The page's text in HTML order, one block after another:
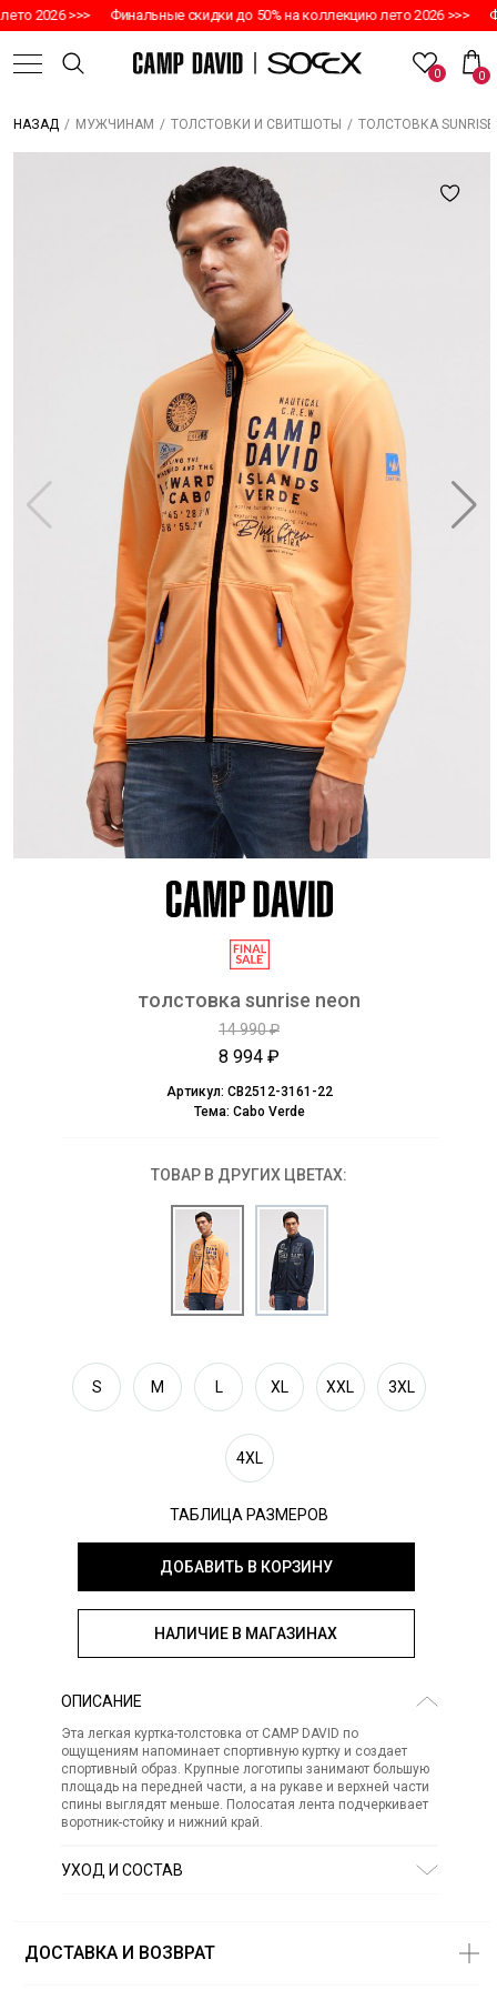
2026 >>> Финальные скидки до 50% на коллекцию лето 2026 >>>
0 0
НАЗАД / МУЖЧИНАМ / ТОЛСТОВКИ И СВИТШОТЫ / ТОЛСТОВКА SUNRISE
толстовка sunrise neon
14 990 ₽
8 994 ₽
Артикул: CB2512-3161-22
Тема: Cabo Verde
ТОВАР В ДРУГИХ ЦВЕТАХ:
S M L XL XXL 3XL
4XL
ТАБЛИЦА РАЗМЕРОВ
ДОБАВИТЬ В КОРЗИНУ
НАЛИЧИЕ В МАГАЗИНАХ
ОПИСАНИЕ
Эта легкая куртка-толстовка от CAMP DAVID по
ощущениям напоминает спортивную куртку и создает
спортивный образ. Крупные логотипы занимают большую
площадь на передней части, а на рукаве и верхней части
спины выглядят меньше. Полосатая лента подчеркивает
воротник-стойку и нижний край.
УХОД И СОСТАВ
ХИМИЧЕСКАЯ ЧИСТКА:
ДОСТАВКА И ВОЗВРАТ